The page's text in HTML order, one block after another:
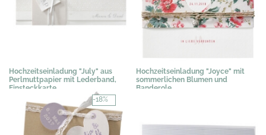
Hochzeitseinladung "July" aus
Perlmuttpapier mit Lederband,
Einsteckkarte
Hochzeitseinladung "Joyce" mit
sommerlichen Blumen und
Banderole
-18%